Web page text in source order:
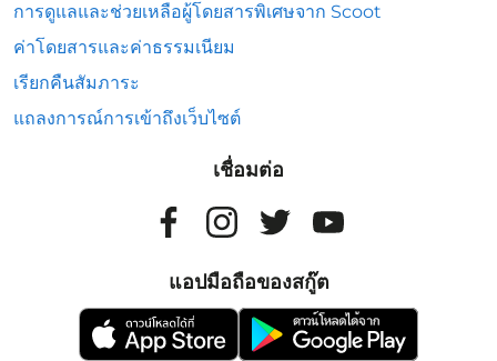
การดูแลและช่วยเหลือผู้โดยสารพิเศษจาก Scoot
ค่าโดยสารและค่าธรรมเนียม
เรียกคืนสัมภาระ
แถลงการณ์การเข้าถึงเว็บไซต์
เชื่อมต่อ
แอปมือถือของสกู๊ต